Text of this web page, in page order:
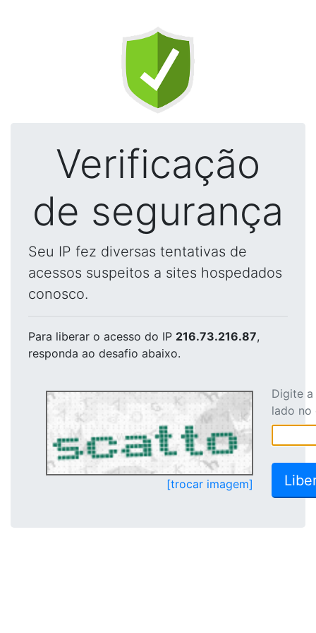
Verificação
de segurança
Seu IP fez diversas tentativas de
acessos suspeitos a sites hospedados
conosco.
Para liberar o acesso do IP 216.73.216.87,
responda ao desafio abaixo.
[trocar imagem]
Digite
lado no